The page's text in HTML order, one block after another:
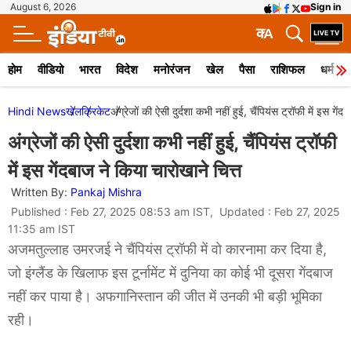
August 6, 2026 Sign in
A
क
होम वीडियो भारत विदेश मनोरंजन खेल पैसा राशिफल धर्म
Hindi Newsखेलक्रिकेटअंग्रेजों की ऐसी दुर्दशा कभी नहीं हुई, चैंपियंस ट्रॉफी में इस
अंग्रेजों की ऐसी दुर्दशा कभी नहीं हुई, चैंपियंस ट्रॉफी
में इस गेंदबाज ने किया चारोखाने चित्त
Written By: Pankaj Mishra
Published : Feb 27, 2025 08:53 am IST, Updated : Feb 27, 2025
11:35 am IST
अजमतुल्लाह उमरजई ने चैंपियंस ट्रॉफी में वो कारनामा कर दिया है,
जो इंग्लैंड के खिलाफ इस टूर्नामेंट में दुनिया का कोई भी दूसरा गेंदबाज
नहीं कर पाया है। अफगानिस्तान की जीत में उनकी भी ​बड़ी भूमिका
रही।